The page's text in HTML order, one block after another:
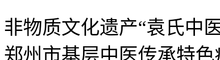
非物质文化遗产“袁氏中
郑州市基层中医传承特